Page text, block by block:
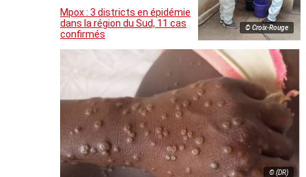
© Croix-Rouge
Mpox : 3 districts en épidémie
dans la région du Sud, 11 cas
confirmés
© (DR)